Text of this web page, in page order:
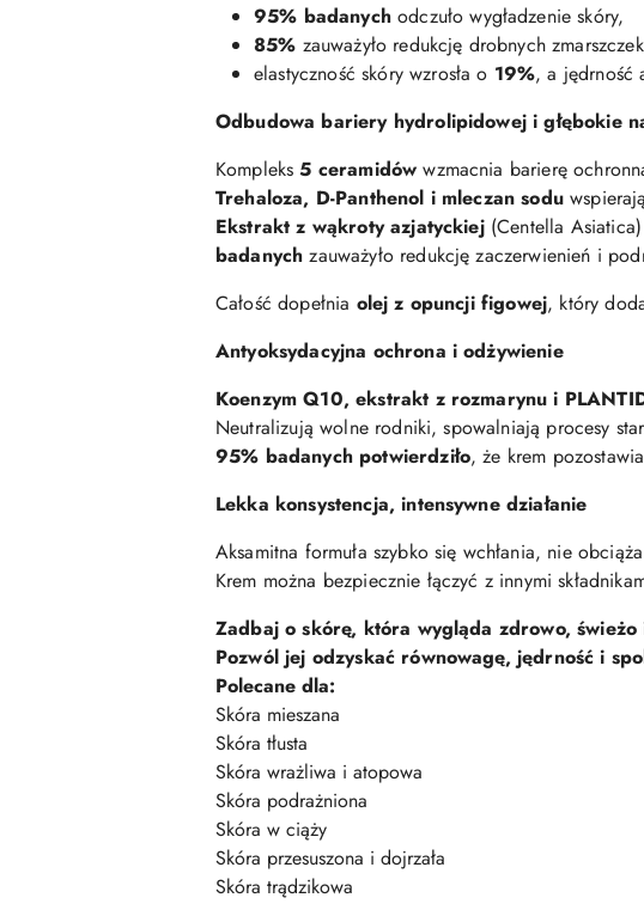
95% badanychodczuło wygładzenie skóry,
85% zauważyło redukcję drobnych
elastyczność skóry wzrosła o 19%, a jędrność
Odbudowa bariery hydrolipidowej i głębokie
Kompleks5 ceramidów wzmacnia barierę
Trehaloza, D-Panthenol i mleczan sodu
Ekstrakt z wąkroty azjatyckiej(Centella
badanych zauważyło redukcję zaczerwienień i
Całość dopełnia olej z opuncji figowej, który
Antyoksydacyjna ochrona i odżywienie
Koenzym Q10, ekstrakt z rozmarynu i
Neutralizują wolne rodniki, spowalniają procesy
95% badanych potwierdziło, że krem
Lekka konsystencja, intensywne działanie
Aksamitna formuła szybko się wchłania, nie
Krem można bezpiecznie łączyć z innymi
Zadbaj o skórę, która wygląda zdrowo,
Pozwól jej odzyskać równowagę, jędrność i
Polecane dla:
Skóra mieszana
Skóra tłusta
Skóra wrażliwa i atopowa
Skóra podrażniona
Skóra w ciąży
Skóra przesuszona i dojrzała
Skóra trądzikowa